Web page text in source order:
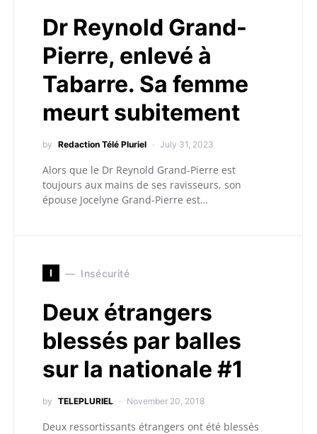
Dr Reynold Grand-
Pierre, enlevé à
Tabarre. Sa femme
meurt subitement
by Redaction Télé Pluriel July 31, 2023
Alors que le Dr Reynold Grand-Pierre est
toujours aux mains de ses ravisseurs, son
épouse Jocelyne Grand-Pierre est…
I Insécurité
Deux étrangers
blessés par balles
sur la nationale #1
by TELEPLURIEL November 20, 2018
Deux ressortissants étrangers ont été blessés